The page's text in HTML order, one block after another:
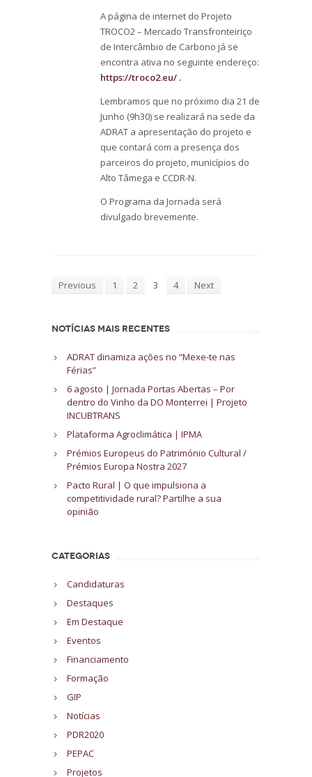
A página de internet do Projeto
TROCO2 – Mercado Transfronteiriço
de Intercâmbio de Carbono já se
encontra ativa no seguinte endereço:
https://troco2.eu/ .
Lembramos que no próximo dia 21 de
Junho (9h30) se realizará na sede da
ADRAT a apresentação do projeto e
que contará com a presença dos
parceiros do projeto, municípios do
Alto Tâmega e CCDR-N.
O Programa da Jornada será
divulgado brevemente.
Previous 1 2 3 4 Next
NOTÍCIAS MAIS RECENTES
ADRAT dinamiza ações no “Mexe-te nas
Férias”
6 agosto | Jornada Portas Abertas – Por
dentro do Vinho da DO Monterrei | Projeto
INCUBTRANS
Plataforma Agroclimática | IPMA
Prémios Europeus do Património Cultural /
Prémios Europa Nostra 2027
Pacto Rural | O que impulsiona a
competitividade rural? Partilhe a sua
opinião
CATEGORIAS
Candidaturas
Destaques
Em Destaque
Eventos
Financiamento
Formação
GIP
Notícias
PDR2020
PEPAC
Projetos